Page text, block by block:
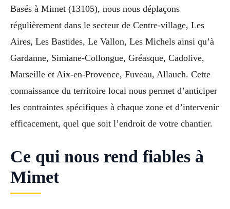
Basés à Mimet (13105), nous nous déplaçons
régulièrement dans le secteur de Centre-village, Les
Aires, Les Bastides, Le Vallon, Les Michels ainsi qu’à
Gardanne, Simiane-Collongue, Gréasque, Cadolive,
Marseille et Aix-en-Provence, Fuveau, Allauch. Cette
connaissance du territoire local nous permet d’anticiper
les contraintes spécifiques à chaque zone et d’intervenir
efficacement, quel que soit l’endroit de votre chantier.
Ce qui nous rend fiables à
Mimet